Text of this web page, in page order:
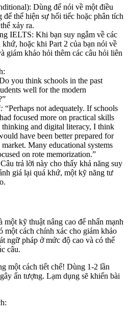
Dùng để nói về một điều
để thể hiện sự hối tiếc hoặc phân tích
xảy ra.
IELTS: Khi bạn suy ngẫm về các
hoặc khi Part 2 của bạn nói về
giám khảo hỏi thêm các câu hỏi liên
you think schools in the past
well for the modern
“Perhaps not adequately. If schools
focused more on practical skills
and digital literacy, I think
have been better prepared for
market. Many educational systems
on rote memorization.”
Câu trả lời này cho thấy khả năng suy
giá lại quá khứ, một kỹ năng tư
một kỹ thuật nâng cao để nhấn mạnh
một cách chính xác cho giám khảo
ngữ pháp ở mức độ cao và có thể
câu.
một cách tiết chế! Dùng 1-2 lần
ấn tượng. Lạm dụng sẽ khiến bài